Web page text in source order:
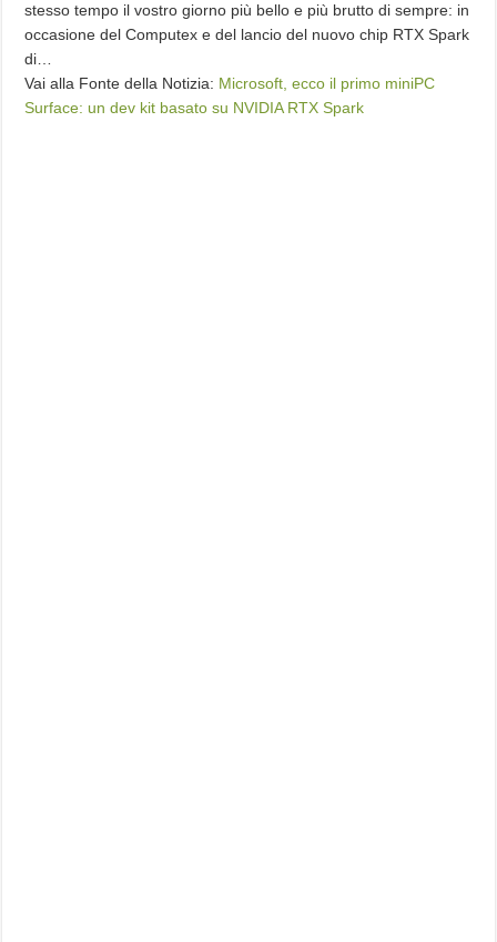
stesso tempo il vostro giorno più bello e più brutto di sempre: in
occasione del Computex e del lancio del nuovo chip RTX Spark
di…
Vai alla Fonte della Notizia: Microsoft, ecco il primo miniPC
Surface: un dev kit basato su NVIDIA RTX Spark